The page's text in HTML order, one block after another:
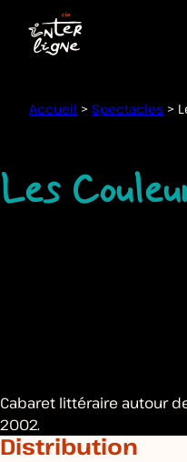
Accueil >Spectacles >
Les
Cabaret littéraire autour
2002.
Distribution